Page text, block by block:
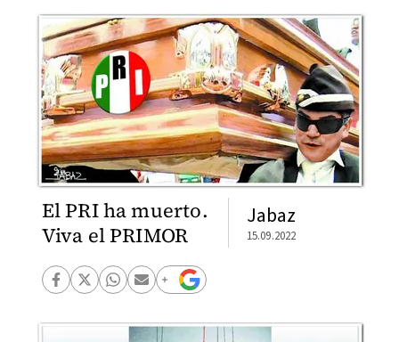
El PRI ha muerto.
Viva el PRIMOR
Jabaz
15.09.2022